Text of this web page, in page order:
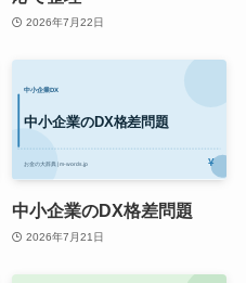
2026年7月22日
中小企業のDX格差問題
2026年7月21日